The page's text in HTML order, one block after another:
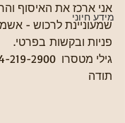
מידע חיוני
אני ארכז את האיסוף
שמעוניינת לרכוש -
פניות ובקשות בפרטי.
גילי מטסרו  054-219-2900
תודה